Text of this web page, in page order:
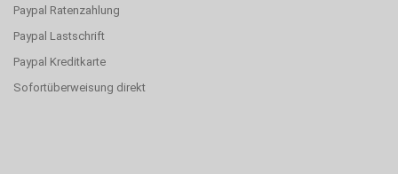
Paypal Ratenzahlung
Paypal Lastschrift
Paypal Kreditkarte
Sofortüberweisung direkt